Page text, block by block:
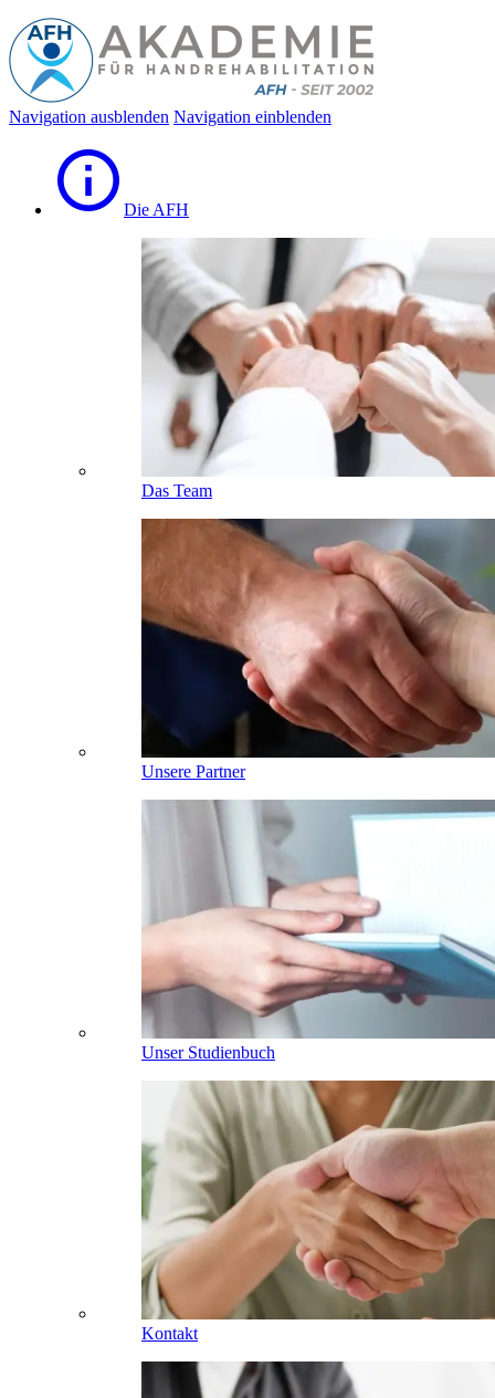
Navigation ausblenden Navigation einblenden
Die AFH
Das Team
Unsere Partner
Unser Studienbuch
Kontakt